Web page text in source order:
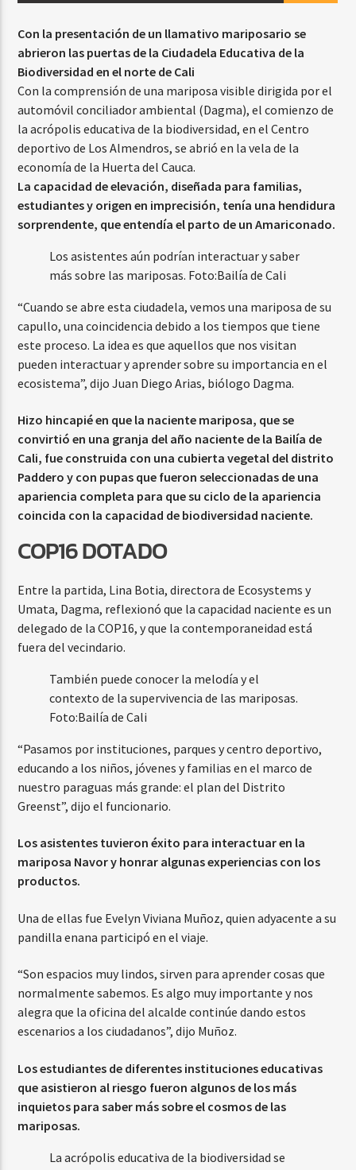
Con la presentación de un llamativo mariposario se
abrieron las puertas de la Ciudadela Educativa de la
Biodiversidad en el norte de Cali
Con la comprensión de una mariposa visible dirigida por el
automóvil conciliador ambiental (Dagma), el comienzo de
la acrópolis educativa de la biodiversidad, en el Centro
deportivo de Los Almendros, se abrió en la vela de la
economía de la Huerta del Cauca.
La capacidad de elevación, diseñada para familias,
estudiantes y origen en imprecisión, tenía una hendidura
sorprendente, que entendía el parto de un Amariconado.
Los asistentes aún podrían interactuar y saber
más sobre las mariposas. Foto:Bailía de Cali
“Cuando se abre esta ciudadela, vemos una mariposa de su
capullo, una coincidencia debido a los tiempos que tiene
este proceso. La idea es que aquellos que nos visitan
pueden interactuar y aprender sobre su importancia en el
ecosistema”, dijo Juan Diego Arias, biólogo Dagma.
Hizo hincapié en que la naciente mariposa, que se
convirtió en una granja del año naciente de la Bailía de
Cali, fue construida con una cubierta vegetal del distrito
Paddero y con pupas que fueron seleccionadas de una
apariencia completa para que su ciclo de la apariencia
coincida con la capacidad de biodiversidad naciente.
COP16 DOTADO
Entre la partida, Lina Botia, directora de Ecosystems y
Umata, Dagma, reflexionó que la capacidad naciente es un
delegado de la COP16, y que la contemporaneidad está
fuera del vecindario.
También puede conocer la melodía y el
contexto de la supervivencia de las mariposas.
Foto:Bailía de Cali
“Pasamos por instituciones, parques y centro deportivo,
educando a los niños, jóvenes y familias en el marco de
nuestro paraguas más grande: el plan del Distrito
Greenst”, dijo el funcionario.
Los asistentes tuvieron éxito para interactuar en la
mariposa Navor y honrar algunas experiencias con los
productos.
Una de ellas fue Evelyn Viviana Muñoz, quien adyacente a su
pandilla enana participó en el viaje.
“Son espacios muy lindos, sirven para aprender cosas que
normalmente sabemos. Es algo muy importante y nos
alegra que la oficina del alcalde continúe dando estos
escenarios a los ciudadanos”, dijo Muñoz.
Los estudiantes de diferentes instituciones educativas
que asistieron al riesgo fueron algunos de los más
inquietos para saber más sobre el cosmos de las
mariposas.
La acrópolis educativa de la biodiversidad se